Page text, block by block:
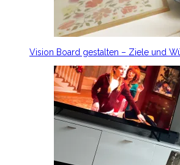
Vision Board gestalten – Ziele und